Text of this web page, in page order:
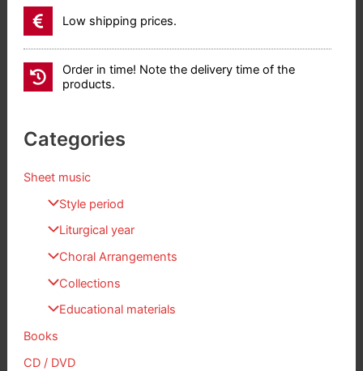
Low shipping prices.
Order in time! Note the delivery time of the
products.
Categories
Sheet music
Style period
Liturgical year
Choral Arrangements
Collections
Educational materials
Books
CD / DVD